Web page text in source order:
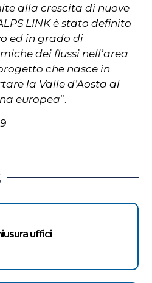
alla crescita di nuove
LINK è stato definito
ed in grado di
dei flussi nell’area
che nasce in
la Valle d’Aosta al
europea”.
uffici